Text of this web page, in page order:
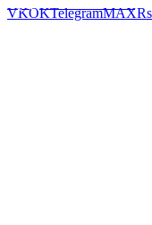
VKOKTelegramMAX